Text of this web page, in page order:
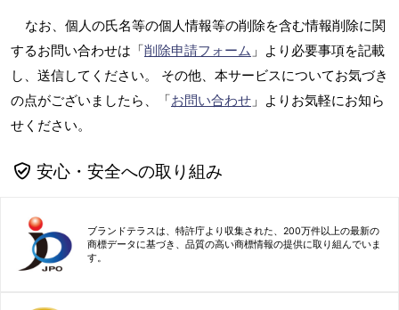
なお、個人の氏名等の個人情報等の削除を含む情報削除に関
するお問い合わせは「削除申請フォーム 」より必要事項を記載
し、送信してください。 その他、本サービスについてお気づき
の点がございましたら、「お問い合わせ 」よりお気軽にお知ら
せください。
安心・安全への取り組み
ブランドテラスは、特許庁より収集された、200万件以上の最新の
商標データに基づき、品質の高い商標情報の提供に取り組んでいま
す。